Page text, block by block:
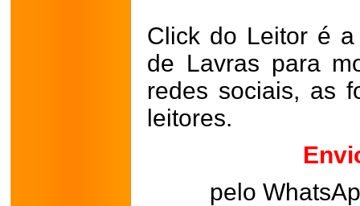
Click do Leitor é
de Lavras para
redes sociais, as
leitores.
pelo